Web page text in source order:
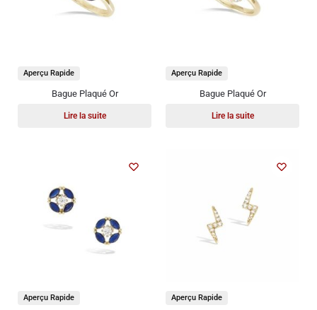
Bague Plaqué Or
Lire la suite
Aperçu Rapide
Bague Plaqué Or
Lire la suite
Aperçu Rapide
Aperçu Rapide Aperçu Rapide